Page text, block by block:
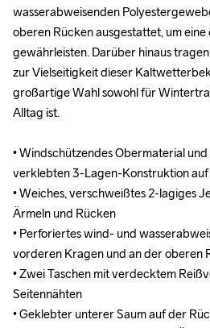
wasserabweisenden
oberen Rücken ausgestattet, um
gewährleisten. Darüber hinaus
zur Vielseitigkeit dieser
großartige Wahl sowohl für
Alltag ist.
• Windschützendes Obermaterial
verklebten 3-Lagen-Konstruktion
• Weiches, verschweißtes 2-lagiges
Ärmeln und Rücken
• Perforiertes wind- und
vorderen Kragen und an der oberen
• Zwei Taschen mit verdecktem
Seitennähten
• Geklebter unterer Saum auf der
wasserabweisenden
oberen Rücken ausgestattet, um
gewährleisten. Darüber hinaus
zur Vielseitigkeit dieser
großartige Wahl sowohl für
Alltag ist.
• Windschützendes Obermaterial
verklebten 3-Lagen-Konstruktion
• Weiches, verschweißtes 2-lagiges
Ärmeln und Rücken
• Perforiertes wind- und
vorderen Kragen und an der oberen
• Zwei Taschen mit verdecktem
Seitennähten
• Geklebter unterer Saum auf der